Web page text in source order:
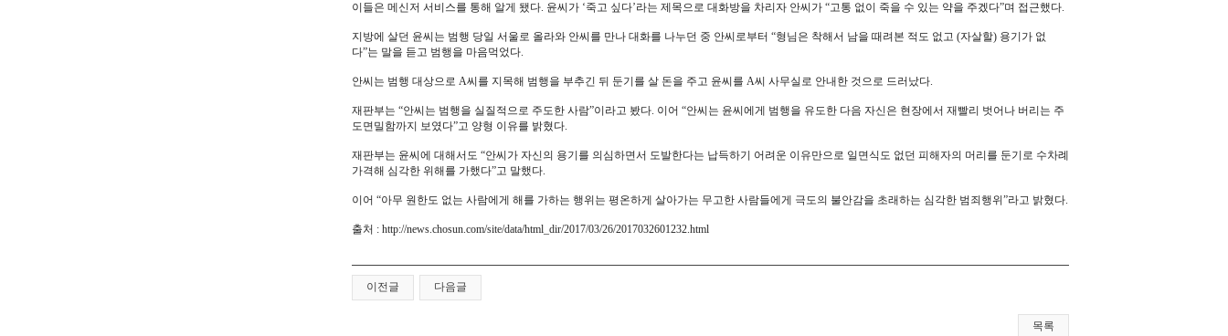
이들은 메신저 서비스를 통해 알게 됐다. 윤씨가 ‘죽고 싶다’라는 제목으로 대화방을 차리자 안씨가 “고통 없이 죽을 수 있는 약을 주겠다”며 접근했다.
지방에 살던 윤씨는 범행 당일 서울로 올라와 안씨를 만나 대화를 나누던 중 안씨로부터 “형님은 착해서 남을 때려본 적도 없고 (자살할) 용기가 없
다”는 말을 듣고 범행을 마음먹었다.
안씨는 범행 대상으로 A씨를 지목해 범행을 부추긴 뒤 둔기를 살 돈을 주고 윤씨를 A씨 사무실로 안내한 것으로 드러났다.
재판부는 “안씨는 범행을 실질적으로 주도한 사람”이라고 봤다. 이어 “안씨는 윤씨에게 범행을 유도한 다음 자신은 현장에서 재빨리 벗어나 버리는 주
도면밀함까지 보였다”고 양형 이유를 밝혔다.
재판부는 윤씨에 대해서도 “안씨가 자신의 용기를 의심하면서 도발한다는 납득하기 어려운 이유만으로 일면식도 없던 피해자의 머리를 둔기로 수차례
가격해 심각한 위해를 가했다”고 말했다.
이어 “아무 원한도 없는 사람에게 해를 가하는 행위는 평온하게 살아가는 무고한 사람들에게 극도의 불안감을 초래하는 심각한 범죄행위”라고 밝혔다.
출처 : http://news.chosun.com/site/data/html_dir/2017/03/26/2017032601232.html
이전글 다음글
목록